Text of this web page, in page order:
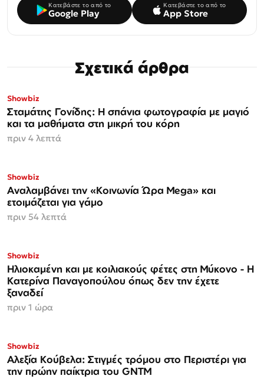
Κατεβάστε το από το
Google Play
Κατεβάστε το από το
App Store
Σχετικά άρθρα
Showbiz
Σταμάτης Γονίδης: Η σπάνια φωτογραφία με μαγιό
και τα μαθήματα στη μικρή του κόρη
πριν 4 λεπτά
Showbiz
Αναλαμβάνει την «Κοινωνία Ώρα Mega» και
ετοιμάζεται για γάμο
πριν 54 λεπτά
Showbiz
Ηλιοκαμένη και με κοιλιακούς φέτες στη Μύκονο - Η
Κατερίνα Παναγοπούλου όπως δεν την έχετε
ξαναδεί
πριν 1 ώρα
Showbiz
Αλεξία Κούβελα: Στιγμές τρόμου στο Περιστέρι για
την πρώην παίκτρια του GNTM